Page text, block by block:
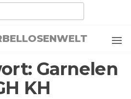
Garnelen
KH